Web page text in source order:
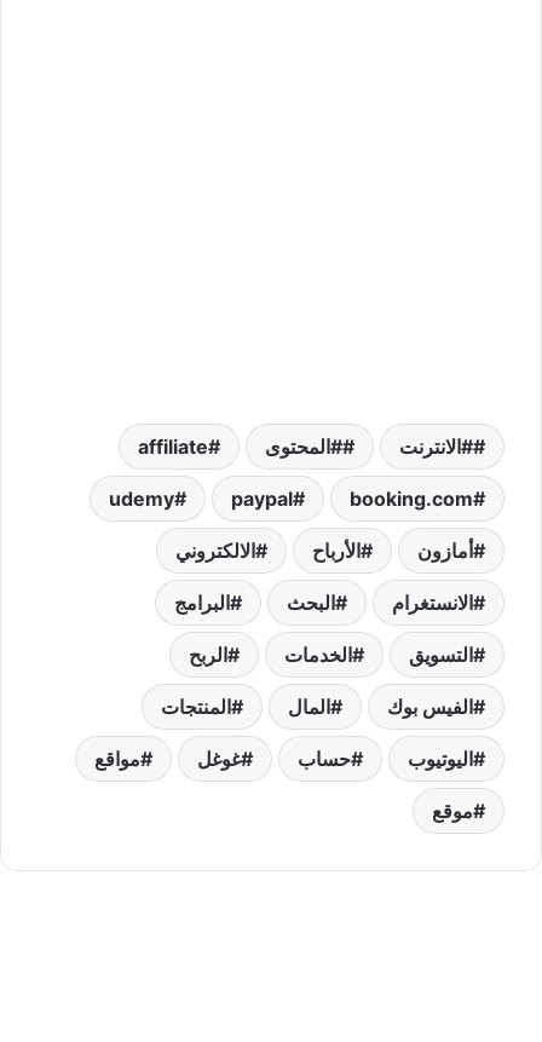
#الانترنت #المحتوى affiliate
booking.com
paypal
udemy
أمازون الأرباح الالكتروني
الانستغرام البحث البرامج
التسويق الخدمات الربح
الفيس بوك المال المنتجات
اليوتيوب حساب غوغل مواقع
موقع